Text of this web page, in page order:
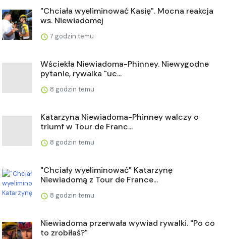
"Chciała wyeliminować Kasię". Mocna reakcja
ws. Niewiadomej
7 godzin temu
Wściekła Niewiadoma-Phinney. Niewygodne
pytanie, rywalka "uc...
8 godzin temu
Katarzyna Niewiadoma-Phinney walczy o
triumf w Tour de Franc...
8 godzin temu
"Chciały wyeliminować" Katarzynę
Niewiadomą z Tour de France...
8 godzin temu
Niewiadoma przerwała wywiad rywalki. "Po co
to zrobiłaś?"